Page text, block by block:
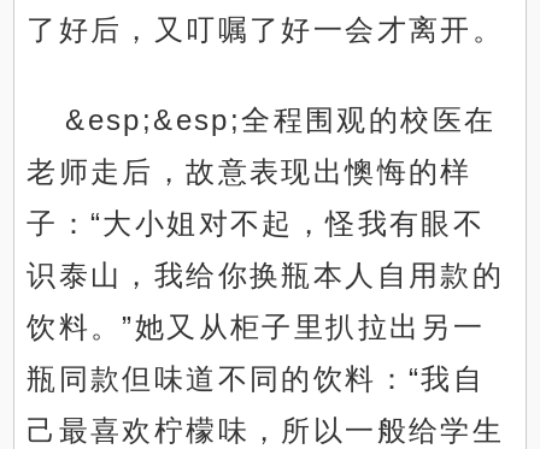
了好后，又叮嘱了好一会才离开。
&esp;&esp;全程围观的校医在
老师走后，故意表现出懊悔的样
子：“大小姐对不起，怪我有眼不
识泰山，我给你换瓶本人自用款的
饮料。”她又从柜子里扒拉出另一
瓶同款但味道不同的饮料：“我自
己最喜欢柠檬味，所以一般给学生